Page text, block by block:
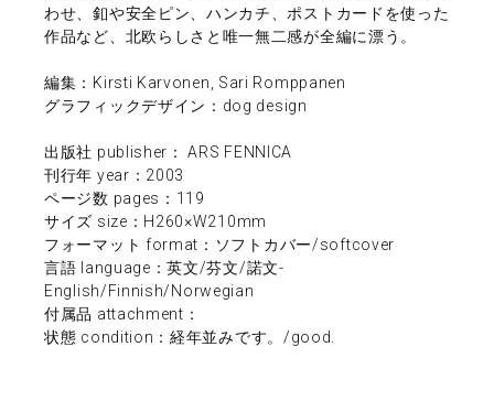
わせ、釦や安全ピン、ハンカチ、ポストカードを使った
作品など、北欧らしさと唯一無二感が全編に漂う。
編集：Kirsti Karvonen, Sari Romppanen
グラフィックデザイン：dog design
出版社 publisher： ARS FENNICA
刊行年 year：2003
ページ数 pages：119
サイズ size：H260×W210mm
フォーマット format：ソフトカバー/softcover
言語 language：英文/芬文/諾文-
English/Finnish/Norwegian
付属品 attachment：
状態 condition：経年並みです。/good.